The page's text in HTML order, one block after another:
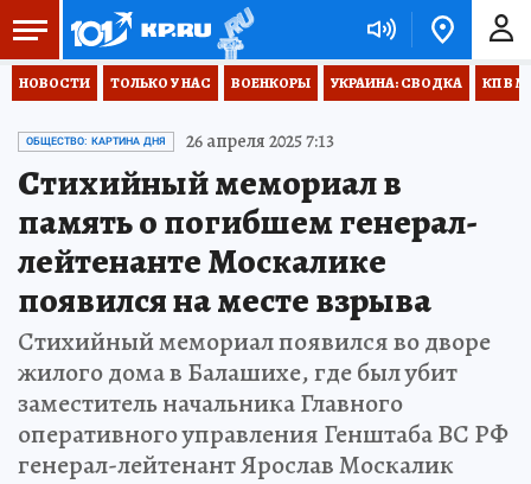
НОВОСТИ ТОЛЬКО У НАС ВОЕНКОРЫ УКРАИНА: СВОДКА КП В
ОБЩЕСТВО: КАРТИНА ДНЯ 26 апреля 2025 7:13
Стихийный мемориал в
память о погибшем генерал-
лейтенанте Москалике
появился на месте взрыва
Стихийный мемориал появился во дворе
жилого дома в Балашихе, где был убит
заместитель начальника Главного
оперативного управления Генштаба ВС РФ
генерал-лейтенант Ярослав Москалик